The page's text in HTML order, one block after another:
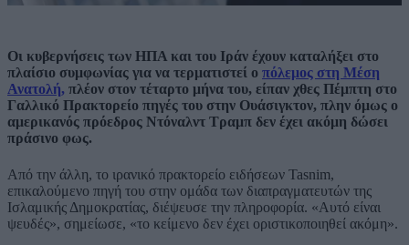
Οι κυβερνήσεις των ΗΠΑ και του Ιράν έχουν καταλήξει στο
πλαίσιο συμφωνίας για να τερματιστεί ο πόλεμος στη Μέση
Ανατολή, πλέον στον τέταρτο μήνα του, είπαν χθες Πέμπτη στο
Γαλλικό Πρακτορείο πηγές του στην Ουάσιγκτον, πλην όμως ο
αμερικανός πρόεδρος Ντόναλντ Τραμπ δεν έχει ακόμη δώσει
πράσινο φως.
Από την άλλη, το ιρανικό πρακτορείο ειδήσεων Tasnim,
επικαλούμενο πηγή του στην ομάδα των διαπραγματευτών της
Ισλαμικής Δημοκρατίας, διέψευσε την πληροφορία. «Αυτό είναι
ψευδές», σημείωσε, «το κείμενο δεν έχει οριστικοποιηθεί ακόμη».